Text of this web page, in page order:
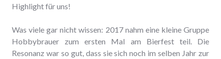
Highlight für uns!
Was viele gar nicht wissen: 2017 nahm eine kleine Gruppe
Hobbybrauer zum ersten Mal am Bierfest teil. Die
Resonanz war so gut, dass sie sich noch im selben Jahr zur